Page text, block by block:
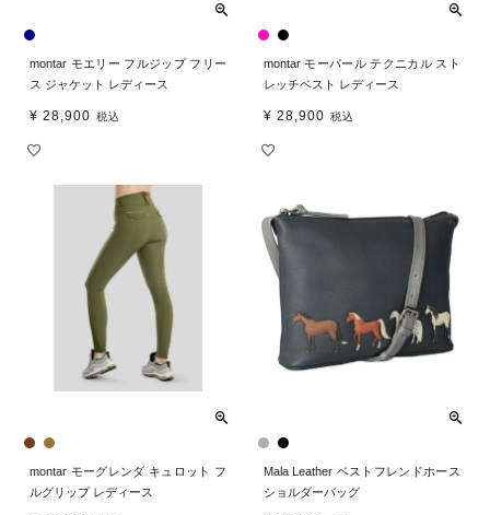
montar モエリー フルジップ フリー
ス ジャケット レディース
¥ 28,900 税込
montar モーパール テクニカル スト
レッチベスト レディース
¥ 28,900 税込
montar モーグレンダ キュロット フ
ルグリップ レディース
Mala Leather ベストフレンドホース
ショルダーバッグ